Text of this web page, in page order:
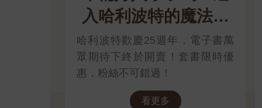
入哈利波特的魔法世
界
哈利波特歡慶25週年，電子書萬
眾期待下終於開賣！套書限時優
惠，粉絲不可錯過！
看更多